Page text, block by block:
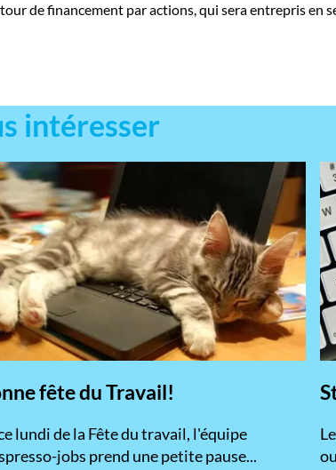
de financement par actions, qui sera entrepris en
intéresser
fête du Travail!
lundi de la Fête du travail, l'équipe
jobs prend une petite pause...